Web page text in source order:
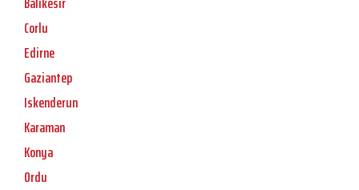
Corlu
Edirne
Gaziantep
Iskenderun
Karaman
Konya
Ordu